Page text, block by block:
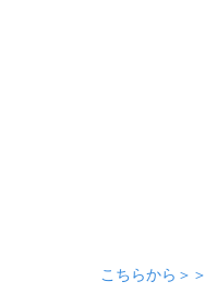
こちらから＞＞